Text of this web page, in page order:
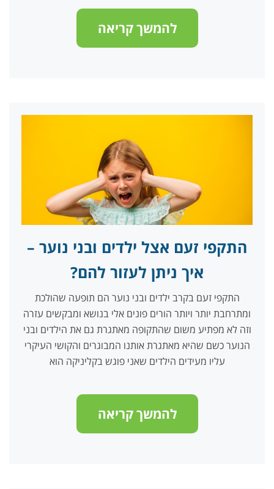
להמשך קריאה
התקפי זעם אצל ילדים ובני נוער –
איך ניתן לעזור להם?
התקפי זעם בקרב ילדים ובני נוער הם תופעה שהולכת
ומתרחבת יותר ויותר הורים פונים אלי בנושא ומבקשים עזרה
וזה לא מפתיע משום שהתקופה מאתגרת גם את הילדים ובני
הנוער כשם שהיא מאתגרת אותנו המבוגרים והקושי העיקרי
עליו מעידים הילדים שאני פוגש בקליניקה הוא
להמשך קריאה